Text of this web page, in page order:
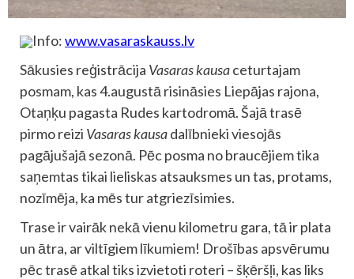
Info:www.vasaraskauss.lv
Sākusies reģistrācija Vasaras kausaceturtajam
posmam, kas 4.augustā risināsies Liepājas rajona,
Otaņķu pagasta Rudes kartodromā. Šajā trasē
pirmo reizi Vasaras kausadalībnieki viesojās
pagājušajā sezonā. Pēc posma no braucējiem tika
saņemtas tikai lieliskas atsauksmes un tas, protams,
nozīmēja, ka mēs tur atgriezīsimies.
Trase ir vairāk nekā vienu kilometru gara, tā ir plata
un ātra, ar viltīgiem līkumiem! Drošības apsvērumu
pēc trasē atkal tiks izvietoti roteri – šķēršļi, kas liks